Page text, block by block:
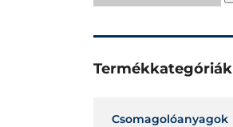
a
Termékkategóriák
Csomagolóanyagok